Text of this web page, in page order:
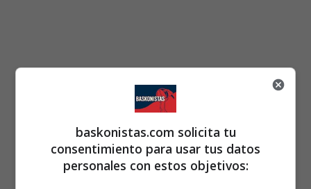
baskonistas.com solicita tu
consentimiento para usar tus datos
personales con estos objetivos: